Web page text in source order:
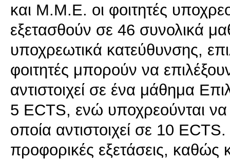
και Μ.Μ.Ε. οι φοιτητές
εξετασθούν σε 46 συνολικά
υποχρεωτικά κατεύθυνσης,
φοιτητές μπορούν να
αντιστοιχεί σε ένα μάθημα
5 ECTS, ενώ υποχρεούνται
οποία αντιστοιχεί σε 10
προφορικές εξετάσεις, καθώς